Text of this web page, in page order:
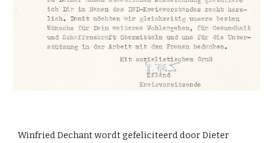
Winfried Dechant wordt gefeliciteerd door Dieter